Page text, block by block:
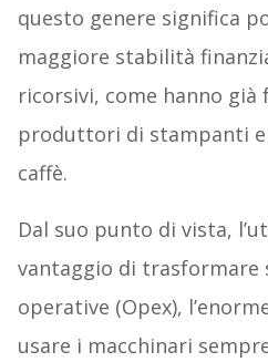
questo genere significa
maggiore stabilità
ricorsivi, come hanno
produttori di stampanti
caffè.
Dal suo punto di vista,
vantaggio di trasformare
operative (Opex),
usare i macchinari